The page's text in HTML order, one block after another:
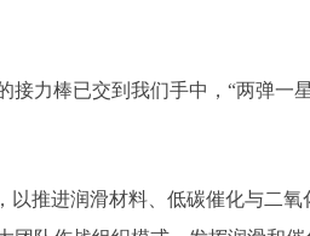
力棒已交到我们手中，“两弹一
推进润滑材料、低碳催化与二